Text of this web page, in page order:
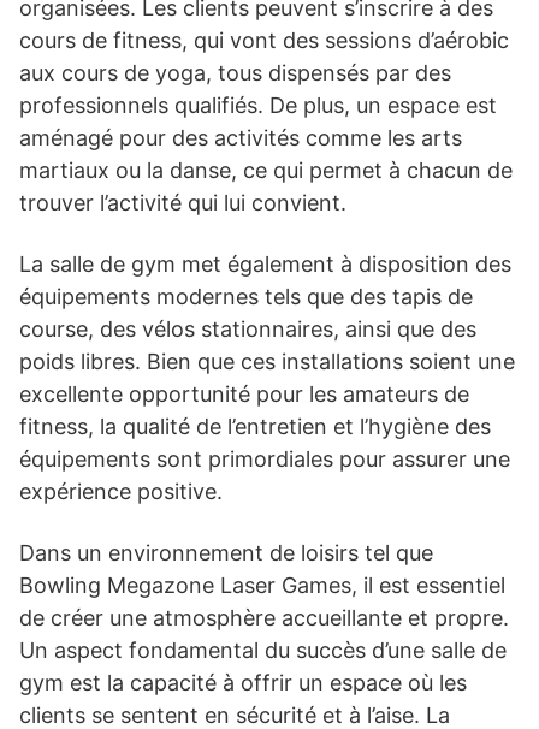
organisées. Les clients peuvent s’inscrire à des
cours de fitness, qui vont des sessions d’aérobic
aux cours de yoga, tous dispensés par des
professionnels qualifiés. De plus, un espace est
aménagé pour des activités comme les arts
martiaux ou la danse, ce qui permet à chacun de
trouver l’activité qui lui convient.
La salle de gym met également à disposition des
équipements modernes tels que des tapis de
course, des vélos stationnaires, ainsi que des
poids libres. Bien que ces installations soient une
excellente opportunité pour les amateurs de
fitness, la qualité de l’entretien et l’hygiène des
équipements sont primordiales pour assurer une
expérience positive.
Dans un environnement de loisirs tel que
Bowling Megazone Laser Games, il est essentiel
de créer une atmosphère accueillante et propre.
Un aspect fondamental du succès d’une salle de
gym est la capacité à offrir un espace où les
clients se sentent en sécurité et à l’aise. La